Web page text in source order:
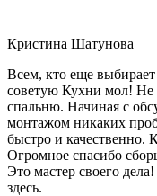
Кристина Шатунова
Всем, кто еще
советую Кухни мол! Не
спальню. Начиная с
монтажом никаких
быстро и качественно.
Огромное спасибо
Это мастер своего
здесь.